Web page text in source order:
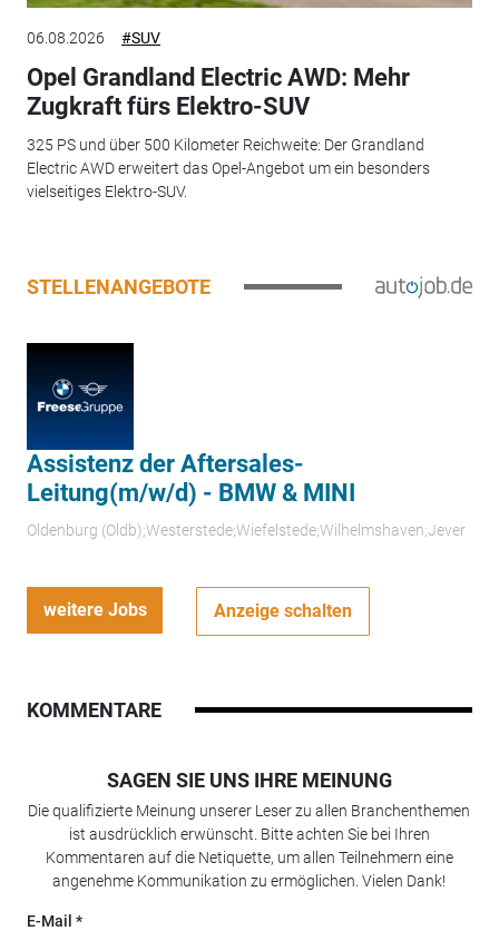
06.08.2026 #SUV
Opel Grandland Electric AWD: Mehr
Zugkraft fürs Elektro-SUV
325 PS und über 500 Kilometer Reichweite: Der Grandland
Electric AWD erweitert das Opel-Angebot um ein besonders
vielseitiges Elektro-SUV.
STELLENANGEBOTE
Assistenz der Aftersales-
Leitung(m/w/d) - BMW & MINI
Oldenburg (Oldb);Westerstede;Wiefelstede;Wilhelmshaven;Jever
weitere Jobs Anzeige schalten
KOMMENTARE
SAGEN SIE UNS IHRE MEINUNG
Die qualifizierte Meinung unserer Leser zu allen Branchenthemen
ist ausdrücklich erwünscht. Bitte achten Sie bei Ihren
Kommentaren auf die Netiquette, um allen Teilnehmern eine
angenehme Kommunikation zu ermöglichen. Vielen Dank!
E-Mail